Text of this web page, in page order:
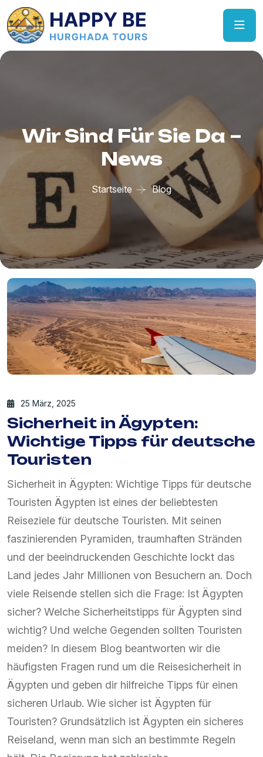
Wir Sind Für Sie Da –
News
Startseite Blog
25 März, 2025
Sicherheit in Ägypten:
Wichtige Tipps für deutsche
Touristen
Sicherheit in Ägypten: Wichtige Tipps für deutsche Touristen Ägypten ist eines der beliebtesten Reiseziele für deutsche Touristen. Mit seinen faszinierenden Pyramiden, traumhaften Stränden und der beeindruckenden Geschichte lockt das Land jedes Jahr Millionen von Besuchern an. Doch viele Reisende stellen sich die Frage: Ist Ägypten sicher? Welche Sicherheitstipps für Ägypten sind wichtig? Und welche Gegenden sollten Touristen meiden? In diesem Blog beantworten wir die häufigsten Fragen rund um die Reisesicherheit in Ägypten und geben dir hilfreiche Tipps für einen sicheren Urlaub. Wie sicher ist Ägypten für Touristen? Grundsätzlich ist Ägypten ein sicheres Reiseland, wenn man sich an bestimmte Regeln hält. Die Regierung hat zahlreiche Sicherheitsmaßnahmen ergriffen, um die Sicherheit von Touristen zu gewährleisten. Besonders in touristischen Regionen wie Hurghada, Sharm El-Sheikh, Kairo, Luxor und Marsa Alam sind Polizei und Militärpräsenz hoch. Ist Ägypten gefährlich? Diese Frage stellen sich viele Urlauber. Die meisten Gebiete, in denen sich Touristen aufhalten, sind sicher. Allerdings gibt es einige Regionen, die man meiden sollte: Nord-Sinai: Hier gibt es gelegentlich Unruhen und Anschläge. Touristen haben dort jedoch ohnehin keinen Grund zu reisen. Grenzgebiete zu Libyen und Sudan: Hier besteht ein erhöhtes Risiko durch kriminelle Banden und Schmuggel. In den bekannten Urlaubsregionen am Roten Meer, wie Hurghada und Marsa Alam, ist die Lage hingegen ruhig und sicher. Sicherheitstipps für Ägypten-Urlauber Hier sind einige Sicherheitstipps für Touristen in Ägypten, die deinen Aufenthalt angenehmer machen: Touristische Gegenden nicht verlassen Die großen Städte und Urlaubsorte sind gut bewacht. Vermeide abgelegene Gegenden und erkunde die Umgebung am besten mit geführten Touren. Achtung vor Betrug und Abzocke Besonders in touristischen Städten gibt es Trickbetrüger. Häufige Maschen sind: Überteuerte Taxifahrten (immer den Fahrpreis vorher vereinbaren!) Falsche „Touristenführer“, die überteuerte Touren anbieten Händler, die stark überhöhte Preise verlangen Sichere Transportmittel wählen Taxis: Nutze offizielle Taxis oder Apps wie Uber und Careem für faire Preise. Inlandsflüge oder Reisebusse sind oft sicherer als individuelle Autofahrten. Trinkwasser und Hygiene beachten Das Leitungswasser in Ägypten ist nicht zum Trinken geeignet. Trinke nur abgefülltes Wasser und vermeide Eiswürfel in Getränken. Kleidung anpassen und Kultur respektieren Besonders in Kairo oder Luxor ist es ratsam, angemessene Kleidung zu tragen. Frauen sollten Schultern und Knie bedecken, um unangenehme Blicke zu vermeiden. Notfallkontakte kennen Speichere dir wichtige Telefonnummern ab: Polizei: 122 Touristenpolizei: 126 Deutsche Botschaft in Kairo: +20 2 2728 2000 Welche Regionen in Ägypten sind besonders sicher? Falls du dich fragst, wo in Ägypten sicher Urlaub gemacht werden kann, hier eine Liste der besten Reiseziele: Hurghada Das beliebteste Urlaubsziel für deutsche Touristen. Die Stadt am Roten Meer ist für ihre Strände, All-Inclusive-Hotels und Tauchspots bekannt. Die Sicherheitslage ist hier stabil. Marsa Alam Perfekt für einen ruhigen Urlaub. Das Gebiet ist weniger touristisch als Hurghada, aber sehr sicher. Sharm El-Sheikh Ein weiteres beliebtes Ziel mit hohen Sicherheitsmaßnahmen. Ideal für Taucher und Strandurlauber. Luxor und Assuan Hier gibt es Tempel, das Tal der Könige und historische Stätten. Auch hier ist die Sicherheitslage unter Kontrolle. Ist Ägypten aktuell sicher? (März 2025) Die Sicherheitslage in Ägypten wird regelmäßig vom Auswärtigen Amt aktualisiert. Um auf dem neuesten Stand zu bleiben, solltest du vor deiner Reise die Reisewarnungen für Ägypten auf der offiziellen Webseite überprüfen. Fazit: Sicher reisen in Ägypten Ägypten ist ein faszinierendes Land mit beeindruckender Kultur, wunderschönen Stränden und freundlichen Menschen. Wenn du einige Sicherheitstipps beachtest, kannst du hier einen wunderschönen und sicheren Urlaub verbringen. Hast du Fragen zur Sicherheit in Ägypten? Teile sie mit uns in den Kommentaren! Ist Ägypten sicher für alleinreisende Frauen? Ja, aber mit einigen Vorsichtsmaßnahmen: ✅ Tagsüber reisen und belebte Gegenden bevorzugen ✅ Lockere, nicht zu aufreizende Kleidung tragen ✅ Belästigungen ignorieren und sich selbstbewusst verhalten ✅ In Hotels & Restaurants nach Empfehlungen für sichere Orte fragen Frauen, die sich an die üblichen Vorsichtsmaßnahmen halten, können in Ägypten sicher reisen. ⸻ Welche Versicherungen braucht man für Ägypten? Bevor du nach Ägypten reist, solltest du dich absichern: ✔ Reisekrankenversicherung (Wichtig: Auslandsschutz prüfen!) ✔ Reiserücktrittsversicherung für den Fall von Stornierungen ✔ Unfallversicherung, falls du tauchst oder Wüstentouren machst Ein Krankheitsfall in Ägypten kann teuer werden, daher lohnt sich eine gute Versicherung. ⸻ Wie sicher sind Wüstenausflüge und Nilkreuzfahrten? ✅ Nilkreuzfahrten sind sicher, da sie beliebte Touristenrouten bedienen und gut überwacht werden. ✅ Wüstenausflüge mit geführten Touren sind ebenfalls sicher, aber du solltest nur zertifizierte Anbieter wählen. ✅ Schnorcheln und Tauchen sind in Ägypten ungefährlich, wenn man sich an die Anweisungen der Guides hält. ⸻ Ist die Gefahr von Terroranschlägen in Ägypten hoch? Wie in vielen anderen Ländern gibt es ein geringes Restrisiko. Die Sicherheitsmaßnahmen sind jedoch hoch, insbesondere an Flughäfen, in Hotels und bei Sehenswürdigkeiten. Die Regierung investiert viel in die Sicherheit der Touristen. Die meisten Reisenden haben keine Probleme und genießen ihren Urlaub ohne Zwischenfälle. ⸻ Welche Reisezeit ist die beste für Ägypten? ✅ Beste Reisezeit: Oktober – April (angenehme Temperaturen) ❌ Sommer (Juni – August): Sehr heiß, über 40°C möglich 🌊 Für Taucher & Badeurlauber: Ganzjährig gut, aber Herbst & Frühling sind ideal ⸻ Fazit: Lohnt sich Ägypten als Reiseziel? ✅ Ja! Ägypten ist ein wunderschönes Land mit einzigartiger Geschichte, Traumstränden und gastfreundlichen Menschen. Mit ein wenig Vorbereitung und den richtigen Sicherheitstipps kannst du einen entspannten und sicheren Urlaub genießen. Hast du noch Fragen oder möchtest du deine Erfahrungen teilen? Schreib es in die Kommentare! Die hohe Polizeipräsenz in Ägyptens touristischen Gebieten und an Flughäfen hat mehrere Gründe: Schutz der Touristen Der Tourismus ist eine der wichtigsten Einnahmequellen für Ägypten. Die Regierung legt daher großen Wert darauf, dass sich Reisende sicher fühlen und ungestört ihren Urlaub genießen können. Mehr Polizei bedeutet mehr Sicherheit – potenzielle Kriminelle oder Betrüger werden dadurch abgeschreckt. Vorbeugung gegen Terrorismus In der Vergangenheit gab es in Ägypten vereinzelt terroristische Angriffe, die sich teilweise gegen Touristen richteten. Seitdem hat die Regierung strenge Sicherheitsmaßnahmen eingeführt, darunter: Polizeikontrollen an Flughäfen, Hotels und Sehenswürdigkeiten Straßensperren und Kontrollpunkte auf Hauptverkehrsstraßen Militärpräsenz in strategisch wichtigen Regionen Diese Maßnahmen haben dazu beigetragen, dass die Sicherheitslage in den letzten Jahren deutlich verbessert wurde. Schutz vor Kriminalität und Betrug In belebten Touristenorten gibt es manchmal Trickbetrüger, Taschendiebe oder aggressive Händler. Die Polizei sorgt dafür, dass solche Vorfälle minimiert werden. Besonders in Märkten, bei Sehenswürdigkeiten und an Stränden sind daher häufig Beamte zu sehen. Sicherheit an Flughäfen und Grenzübergängen Flughäfen sind die wichtigsten Ein- und Ausreiseorte für Touristen. Um Schmuggel, illegale Einreisen und Terrorgefahren zu verhindern, gibt es dort verstärkte Kontrollen mit: Metalldetektoren & Körperscannern Durchsuchungen des Gepäcks Passkontrollen mit strengen Sicherheitsvorkehrungen Begleitung von Touristenbussen und Konvois Auf manchen Strecken, z. B. von Luxor nach Assuan oder in die Wüste, werden Touristenbusse manchmal von der Polizei begleitet. Das dient dazu, die Sicherheit der Reisenden zu gewährleisten und einen reibungslosen Ablauf der Reise zu ermöglichen. Fazit: Mehr Sicherheit für einen entspannten Urlaub Die hohe Polizeipräsenz mag für einige Touristen ungewohnt sein, ist aber ein Zeichen dafür, dass die Regierung alles tut, um ein sicheres Umfeld für Besucher zu schaffen. Wer sich an die gängigen Sicherheitstipps hält, kann Ägypten ohne Sorgen genießen. Wenn du nach Ägypten reist, gibt es strenge Vorschriften für das, was du im Gepäck mitnehmen darfst und was nicht. Hier eine Übersicht über verbotene und eingeschränkt erlaubte Gegenstände: ⸻ ❌ Verbotene Gegenstände im Handgepäck Diese Dinge dürfen weder ins Flugzeug noch durch die Sicherheitskontrolle: 🔴 Flüssigkeiten über 100 ml (inkl. Shampoo, Parfum, Cremes – außer in einem 1-Liter-Beutel mit max. 100 ml pro Flasche) 🔴 Scharfe Gegenstände (Messer, Scheren, Nagelfeilen, Rasierklingen) 🔴 Waffen oder waffenähnliche Objekte (Schusswaffen, Munition, Spielzeugwaffen) 🔴 Explosivstoffe & Feuerwerkskörper (Böller, Bengalos, Spraydosen mit entzündlichem Inhalt) 🔴 Werkzeuge & Sportausrüstung (Schraubenzieher, Wanderstöcke, Baseballschläger) 🔴 E-Zigaretten & Powerbanks (müssen ins Handgepäck – nicht in den Koffer!) ⸻ ❌ Verbotene Gegenstände im Aufgabegepäck Diese Dinge dürfen nicht in den Koffer: 🔴 E-Zigaretten & Powerbanks (müssen ins Handgepäck!) 🔴 Batterien & Lithium-Akkus (über 100 Wh nur mit Genehmigung der Airline) 🔴 Feuerzeuge & Streichhölzer (max. ein Feuerzeug im Handgepäck erlaubt) 🔴 Spraydosen & Druckbehälter mit brennbarem Inhalt ⸻ ⚠️ Eingeschränkt erlaubte Dinge Einige Dinge sind nur unter bestimmten Bedingungen erlaubt: ✅ Medikamente (Rezeptpflichtige Medikamente sollten mit ärztlicher Bestätigung mitgeführt werden) ✅ Geld & Wertsachen (Bargeld über 10.000 € muss beim Zoll angemeldet werden) ✅ Drohnennutzung (Drohnen sind in Ägypten streng verboten, außer mit offizieller Genehmigung) ✅ Lebensmittel (Fleisch, Milchprodukte & frische Lebensmittel können bei der Einreise besc